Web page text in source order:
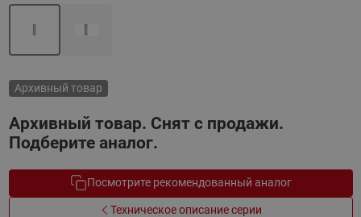
Архивный товар
Архивный товар. Снят с продажи.
Подберите аналог.
Посмотрите рекомендованный аналог
Техническое описание серии